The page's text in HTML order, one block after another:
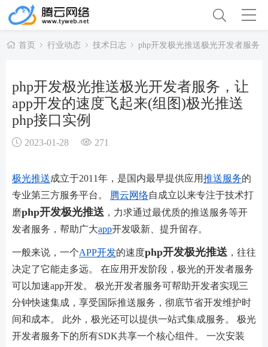
首页 行业动态 技术日志 php开发极光推送极光开发者服务
php开发极光推送极光开发者服务，让
app开发的速度飞起来(组图)极光推送
php接口实例
2023-01-28 271
极光推送成立于2011年，是国内最早提供应用推送服务的
专业第三方服务平台。
腾云网络自成立以来专注于技术打
磨php开发极光推送 ，力求通过最优质的推送服务等开
发者服务，帮助广大app开发吸新、提升留存。
一般来说，一个APP开发的速度php开发极光推送 ，往往
决定了它能走多远。 在应用开发阶段，极光的开发者服务
可以加速app开发。 极光开发者服务可帮助开发者实现三
分钟快速集成，享受国际推送服务，彻底节省开发维护时
间和成本。 此外，极光还可以提供一站式集成服务。 极光
开发者服务下的所有SDK共享一个核心组件。 一次安装